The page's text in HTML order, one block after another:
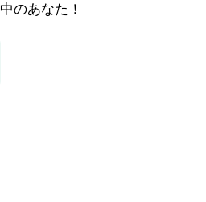
のあなた！